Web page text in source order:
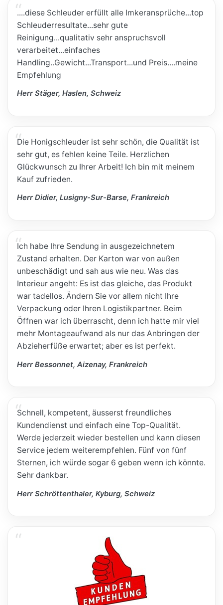
....diese Schleuder erfüllt alle Imkeransprüche...top
Schleuderresultate...sehr gute
Reinigung...qualitativ sehr anspruchsvoll
verarbeitet...einfaches
Handling..Gewicht...Transport...und Preis....meine
Empfehlung
Herr Stäger, Haslen, Schweiz
Die Honigschleuder ist sehr schön, die Qualität ist
sehr gut, es fehlen keine Teile. Herzlichen
Glückwunsch zu Ihrer Arbeit! Ich bin mit meinem
Kauf zufrieden.
Herr Didier, Lusigny-Sur-Barse, Frankreich
Ich habe Ihre Sendung in ausgezeichnetem
Zustand erhalten. Der Karton war von außen
unbeschädigt und sah aus wie neu. Was das
Interieur angeht: Es ist das gleiche, das Produkt
war tadellos. Ändern Sie vor allem nicht Ihre
Verpackung oder Ihren Logistikpartner. Beim
Öffnen war ich überrascht, denn ich hatte mir viel
mehr Montageaufwand als nur das Anbringen der
Abzieherfüße erwartet; aber es ist perfekt.
Herr Bessonnet, Aizenay, Frankreich
Schnell, kompetent, äusserst freundliches
Kundendienst und einfach eine Top-Qualität.
Werde jederzeit wieder bestellen und kann diesen
Service jedem weiterempfehlen. Fünf von fünf
Sternen, ich würde sogar 6 geben wenn ich könnte.
Sehr dankbar.
Herr Schröttenthaler, Kyburg, Schweiz